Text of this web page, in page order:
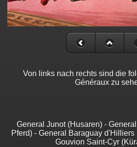
Von links nach rechts sind die
Généraux zu
General Junot (Husaren) -
Pferd) - General Baraguay d'Hilliers
Gouvion Saint-Cyr